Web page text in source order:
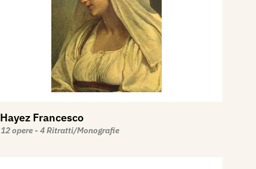
Hayez Francesco
12 opere - 4 Ritratti/Monografie